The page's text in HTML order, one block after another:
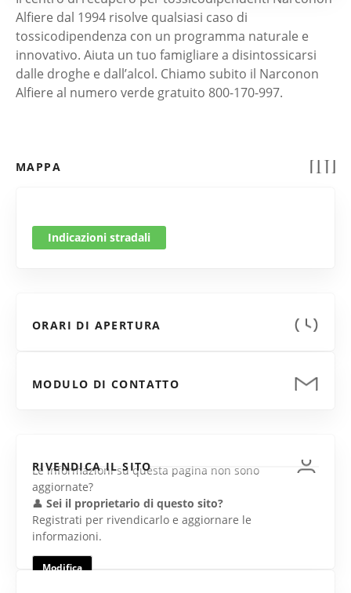
Alfiere dal 1994 risolve qualsiasi caso di
tossicodipendenza con un programma naturale e
innovativo. Aiuta un tuo famigliare a disintossicarsi
dalle droghe e dall’alcol. Chiamo subito il Narconon
Alfiere al numero verde gratuito 800-170-997.
MAPPA
Indicazioni stradali
ORARI DI APERTURA
MODULO DI CONTATTO
RIVENDICA IL SITO
Le informazioni su questa pagina non sono
aggiornate?
👤 Sei il proprietario di questo sito?
Registrati per rivendicarlo e aggiornare le
informazioni.
Modifica